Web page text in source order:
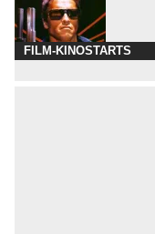
FILM-KINOSTARTS